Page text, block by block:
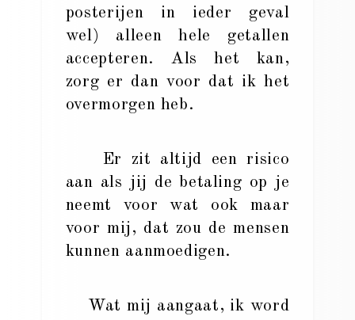
posterijen in ieder geval
wel) alleen hele getallen
accepteren. Als het kan,
zorg er dan voor dat ik het
overmorgen heb.
Er zit altijd een risico
aan als jij de betaling op je
neemt voor wat ook maar
voor mij, dat zou de mensen
kunnen aanmoedigen.
Wat mij aangaat, ik word